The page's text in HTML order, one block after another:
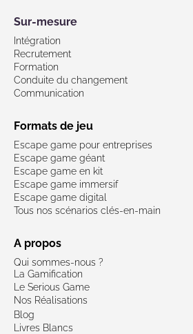
Sur-mesure
Intégration
Recrutement
Formation
Conduite du changement
Communication
Formats de jeu
Escape game pour entreprises
Escape game géant
Escape game en kit
Escape game immersif
Escape game digital
Tous nos scénarios clés-en-main
A propos
Qui sommes-nous ?
La Gamification
Le Serious Game
Nos Réalisations
Blog
Livres Blancs